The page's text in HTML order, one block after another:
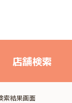
店舗検索
索結果画面